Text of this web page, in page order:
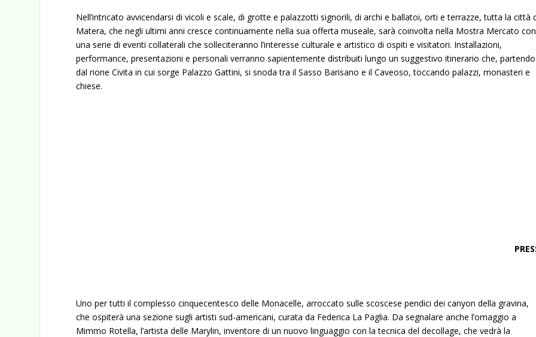
Nell’intricato avvicendarsi di vicoli e scale, di grotte e palazzotti signorili, di archi e ballatoi, orti e terrazze, tutta la città
Matera, che negli ultimi anni cresce continuamente nella sua offerta museale, sarà coinvolta nella Mostra Mercato con
una serie di eventi collaterali che solleciteranno l’interesse culturale e artistico di ospiti e visitatori. Installazioni,
performance, presentazioni e personali verranno sapientemente distribuiti lungo un suggestivo itinerario che, partendo
dal rione Civita in cui sorge Palazzo Gattini, si snoda tra il Sasso Barisano e il Caveoso, toccando palazzi, monasteri e
chiese.
Uno per tutti il complesso cinquecentesco delle Monacelle, arroccato sulle scoscese pendici dei canyon della gravina,
che ospiterà una sezione sugli artisti sud-americani, curata da Federica La Paglia. Da segnalare anche l’omaggio a
Mimmo Rotella, l’artista delle Marylin, inventore di un nuovo linguaggio con la tecnica del decollage, che vedrà la